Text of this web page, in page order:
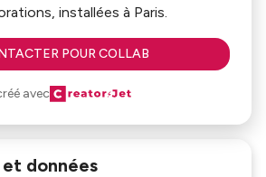
installées à Paris.
POUR COLLAB
avec
données